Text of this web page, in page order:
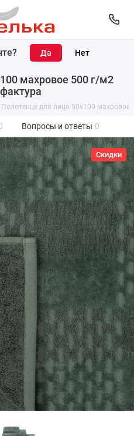
?
махровое 500 г/м2
Полотенце для лица 50х100
Вопросы и ответы 0
Скидки